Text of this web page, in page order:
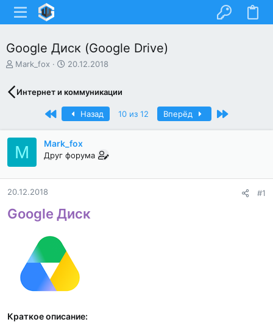
Google Диск (Google Drive)
А
т
о
е
м
ы
Mark_fox
Д
а
н
ч
а
л
а
20.12.2018
Интернет и коммуникации
ПервыйНазад 10 из 12 Вперёд Последний
M Mark_fox
Друг форума
20.12.2018 #1
Google Диск
Краткое описание: